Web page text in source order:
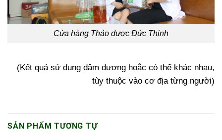
Cửa hàng Thảo dược Đức Thịnh
(Kết quả sử dụng dâm dương hoắc có thể khác nhau,
tùy thuộc vào cơ địa từng người)
SẢN PHẨM TƯƠNG TỰ